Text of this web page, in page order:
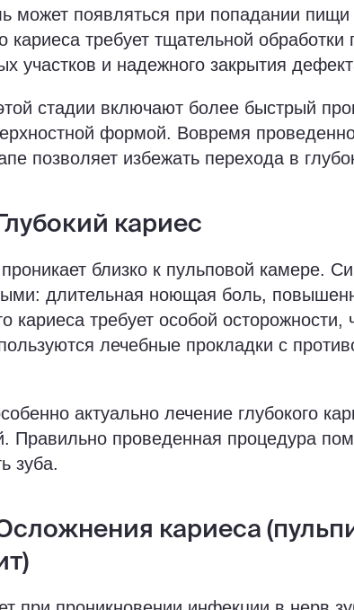
может появляться при попадании пищи
кариеса требует тщательной обработки
участков и надежного закрытия
стадии включают более быстрый
формой. Вовремя
позволяет избежать перехода в
кариес
близко к пульповой камере.
длительная ноющая боль,
кариеса требует особой осторожности,
лечебные прокладки с
актуально лечение глубокого
Правильно проведенная процедура
зуба.
кариеса